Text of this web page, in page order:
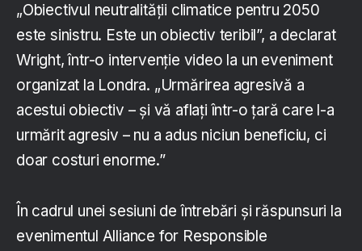
„Obiectivul neutralității climatice pentru 2050
este sinistru. Este un obiectiv teribil”, a declarat
Wright, într-o intervenție video la un eveniment
organizat la Londra. „Urmărirea agresivă a
acestui obiectiv – și vă aflați într-o țară care l-a
urmărit agresiv – nu a adus niciun beneficiu, ci
doar costuri enorme.”
În cadrul unei sesiuni de întrebări și răspunsuri la
evenimentul Alliance for Responsible